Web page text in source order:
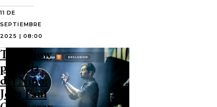
11 DE
SEPTIEMBRE
2025 | 08:00
Tras show
por Día
del Niño:
Jean Paul